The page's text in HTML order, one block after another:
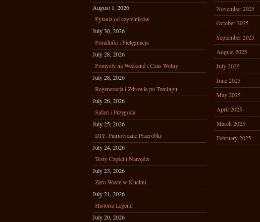
August 1, 2026
Pytania od czytelników
July 30, 2026
Poradniki i Pielęgnacja
July 28, 2026
Pomysły na Weekend i Czas Wolny
July 28, 2026
Regeneracja i Zdrowie po Treningu
July 26, 2026
Safari i Przygoda
July 25, 2026
DIY: Patriotyczne Przeróbki
July 24, 2026
Testy Części i Narzędzi
July 23, 2026
Zero Waste w Kuchni
July 21, 2026
Historia Legend
July 20, 2026
November 2025
October 2025
September 2025
August 2025
July 2025
June 2025
May 2025
April 2025
March 2025
February 2025